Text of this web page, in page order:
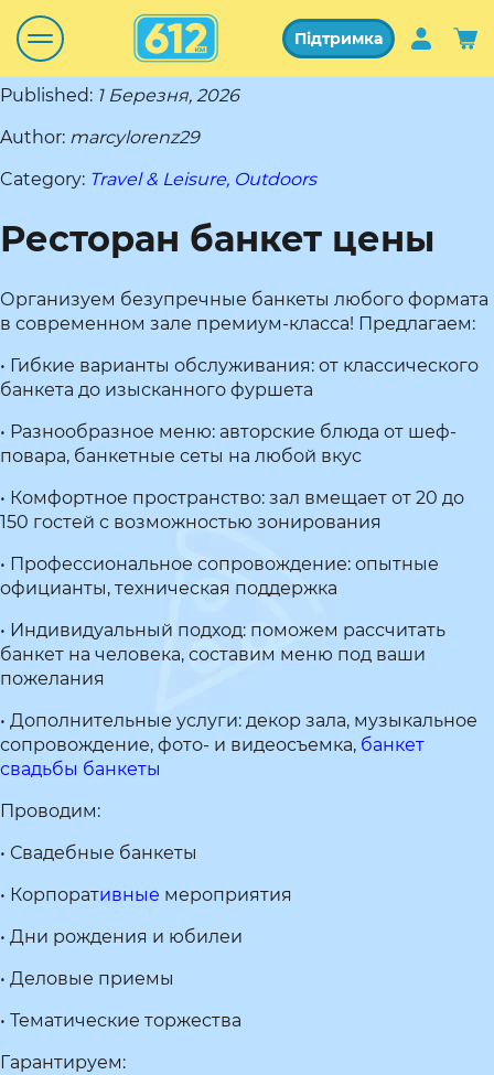
Підтримка
Published: 1 Березня, 2026
Author: marcylorenz29
Category: Travel & Leisure, Outdoors
Ресторан банкет цены
Организуем безупречные банкеты любого формата
в современном зале премиум-класса! Предлагаем:
• Гибкие варианты обслуживания: от классического
банкета до изысканного фуршета
• Разнообразное меню: авторские блюда от шеф-
повара, банкетные сеты на любой вкус
• Комфортное пространство: зал вмещает от 20 до
150 гостей с возможностью зонирования
• Профессиональное сопровождение: опытные
официанты, техническая поддержка
• Индивидуальный подход: поможем рассчитать
банкет на человека, составим меню под ваши
пожелания
• Дополнительные услуги: декор зала, музыкальное
сопровождение, фото- и видеосъемка, банкет
свадьбы банкеты
Проводим:
• Свадебные банкеты
• Корпоративные мероприятия
• Дни рождения и юбилеи
• Деловые приемы
• Тематические торжества
Гарантируем: